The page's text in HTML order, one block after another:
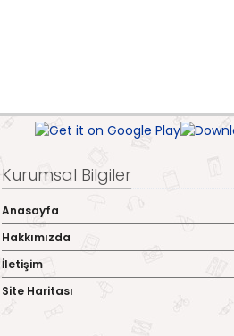
Kurumsal Bilgiler
Anasayfa
Hakkımızda
İletişim
Site Haritası